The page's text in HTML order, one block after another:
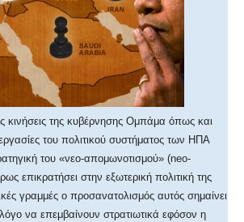
κινήσεις της κυβέρνησης Ομπάμα όπως και
του πολιτικού συστήματος των ΗΠΑ
του «νεο-απομωνοτισμού» (neo-
επικρατήσει στην εξωτερική πολιτική της
γραμμές ο προσανατολισμός αυτός σημαίνει
να επεμβαίνουν στρατιωτικά εφόσον η